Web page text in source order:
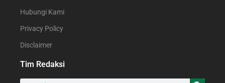
Hubungi Kami
Privacy Policy
Disclaimer
Tim Redaksi